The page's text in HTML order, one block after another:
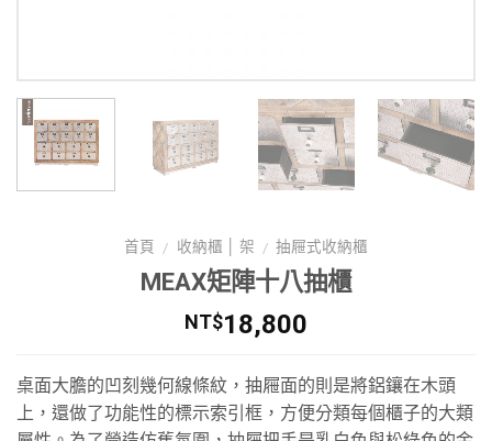
首頁 / 收納櫃 │ 架 / 抽屜式收納櫃
MEAX矩陣十八抽櫃
NT$18,800
桌面大膽的凹刻幾何線條紋，抽屜面的則是將鋁鑲在木頭
上，還做了功能性的標示索引框，方便分類每個櫃子的大類